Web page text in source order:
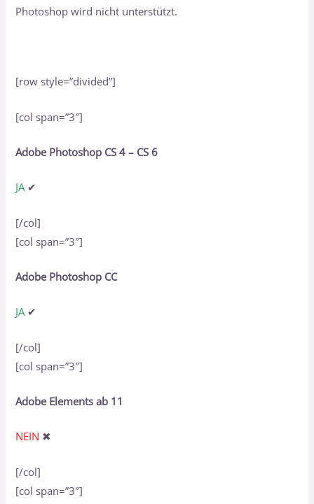
Photoshop wird nicht unterstützt.
[row style=”divided”]
[col span=”3″]
Adobe Photoshop CS 4 – CS 6
JA ✔
[/col]
[col span=”3″]
Adobe Photoshop CC
JA ✔
[/col]
[col span=”3″]
Adobe Elements ab 11
NEIN ✖
[/col]
[col span=”3″]